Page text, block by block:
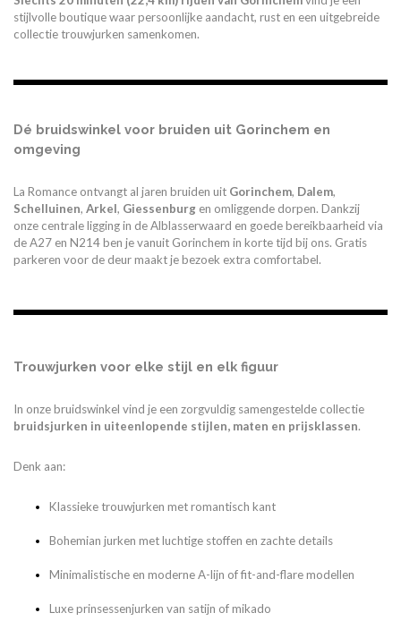
stijlvolle boutique waar persoonlijke aandacht, rust en een uitgebreide
collectie trouwjurken samenkomen.
Dé bruidswinkel voor bruiden uit Gorinchem en
omgeving
La Romance ontvangt al jaren bruiden uit Gorinchem, Dalem,
Schelluinen, Arkel, Giessenburg en omliggende dorpen. Dankzij
onze centrale ligging in de Alblasserwaard en goede bereikbaarheid via
de A27 en N214 ben je vanuit Gorinchem in korte tijd bij ons. Gratis
parkeren voor de deur maakt je bezoek extra comfortabel.
Trouwjurken voor elke stijl en elk figuur
In onze bruidswinkel vind je een zorgvuldig samengestelde collectie
bruidsjurken in uiteenlopende stijlen, maten en prijsklassen.
Denk aan:
Klassieke trouwjurken met romantisch kant
Bohemian jurken met luchtige stoffen en zachte details
Minimalistische en moderne A-lijn of fit-and-flare modellen
Luxe prinsessenjurken van satijn of mikado